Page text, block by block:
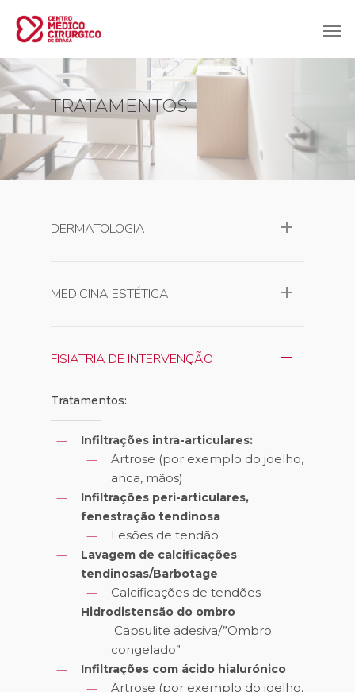
TRATAMENTOS
DERMATOLOGIA
MEDICINA ESTÉTICA
FISIATRIA DE INTERVENÇÃO
Tratamentos:
Infiltrações intra-articulares:
Artrose (por exemplo do joelho,
anca, mãos)
Infiltrações peri-articulares,
fenestração tendinosa
Lesões de tendão
Lavagem de calcificações
tendinosas/Barbotage
Calcificações de tendões
Hidrodistensão do ombro
Capsulite adesiva/”Ombro
congelado”
Infiltrações com ácido hialurónico
Artrose (por exemplo do joelho,